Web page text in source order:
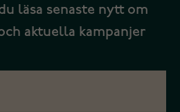
läsa senaste nytt om
aktuella kampanjer